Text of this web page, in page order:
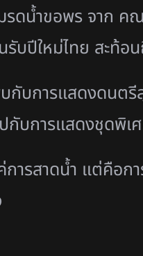
ดน้ำขอพร จาก ค
บปีใหม่ไทย สะท้อ
กับการแสดงดนต
กับการแสดงชุดพิ
การสาดน้ำ แต่คือก